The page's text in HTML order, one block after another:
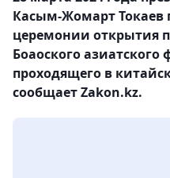
Касым-Жомарт Токаев
церемонии открытия
Боаоского
проходящего в
сообщает Zakon.kz.